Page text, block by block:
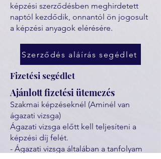
képzési szerződésben meghirdetett
naptól kezdődik, onnantól ön jogosult
a képzési anyagok elérésére.
Szerződés aláírás segédlet
Fizetési segédlet
Ajánlott fizetési ütemezés
Szakmai képzéseknél (Aminél van
ágazati vizsga)
Ágazati vizsga előtt kell teljesíteni a
képzési díj felét.
- Ágazati vizsga általában a tanfolyam